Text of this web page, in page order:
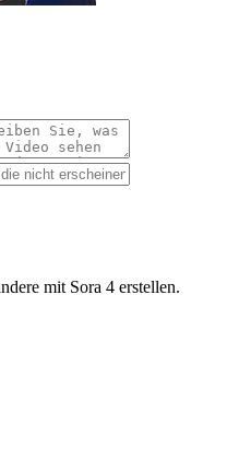
mit Sora 4 erstellen.